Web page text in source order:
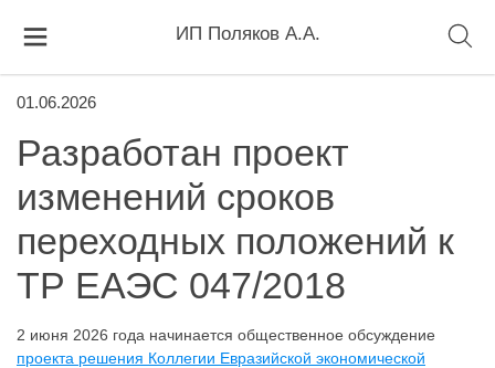
ИП Поляков А.А.
01.06.2026
Разработан проект
изменений сроков
переходных положений к
ТР ЕАЭС 047/2018
2 июня 2026 года начинается общественное обсуждение
проекта решения Коллегии Евразийской экономической